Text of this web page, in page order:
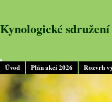
Úvod Plán akcí 2026 Rozvrh
Kynologické